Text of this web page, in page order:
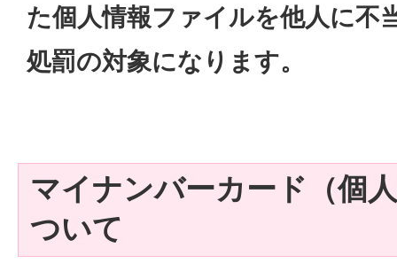
た個人情報ファイルを他人に不
処罰の対象になります。
マイナンバーカード（個
ついて